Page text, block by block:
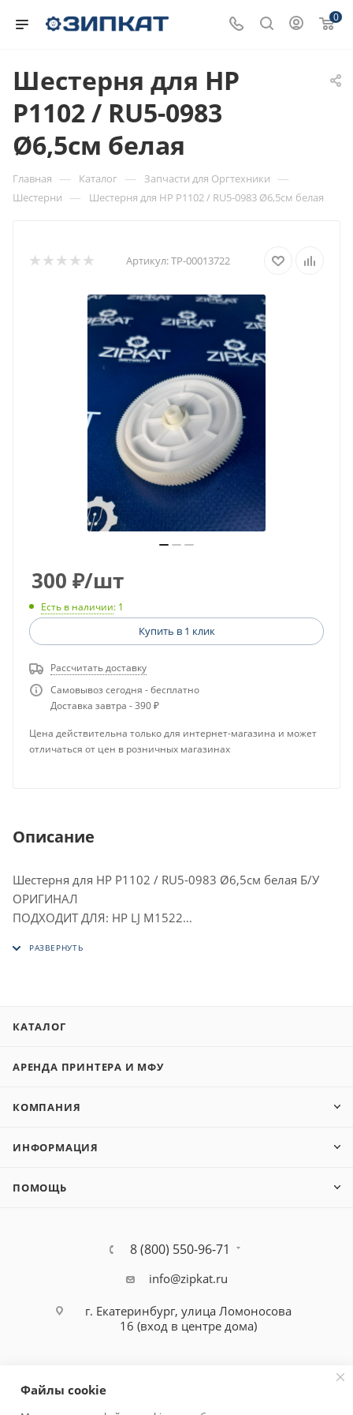
0
Шестерня для HP
P1102 / RU5-0983
Ø6,5см белая
Главная — Каталог — Запчасти для Оргтехники —
Шестерни — Шестерня для HP P1102 / RU5-0983 Ø6,5см белая
Артикул:ТР-00013722
300 ₽/шт
Есть в наличии: 1
Купить в 1 клик
Рассчитать доставку
Самовывоз сегодня - бесплатно
Доставка завтра - 390 ₽
Цена действительна только для интернет-магазина и может
отличаться от цен в розничных магазинах
Описание
Шестерня для HP P1102 / RU5-0983 Ø6,5см белая Б/У
ОРИГИНАЛ
ПОДХОДИТ ДЛЯ: HP LJ M1522
MFP HP LJ P1005
КАТАЛОГ
АРЕНДА ПРИНТЕРА И МФУ
КОМПАНИЯ
ИНФОРМАЦИЯ
ПОМОЩЬ
8 (800) 550-96-71
info@zipkat.ru
г. Екатеринбург, улица Ломоносова
16 (вход в центре дома)
Файлы cookie